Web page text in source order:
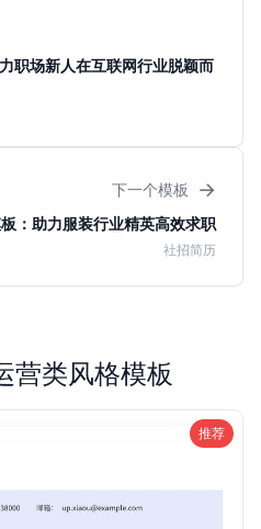
职场新人在互联网行业脱颖而
下一个模板 →
：助力服装行业精英高效求职
社招简历
营类风格模板
推荐